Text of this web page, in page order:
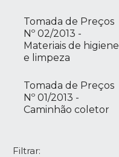
Tomada de Preços
Nº 02/2013 -
Materiais de higiene
e limpeza
Tomada de Preços
Nº 01/2013 -
Caminhão coletor
Filtrar: